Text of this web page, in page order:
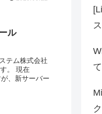
ル
テム株式会社
。 現在
、新サーバー